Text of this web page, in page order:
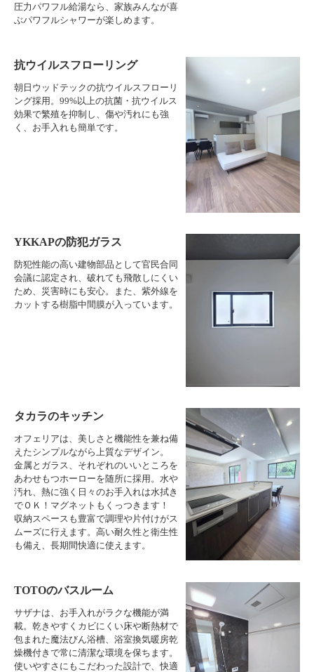
圧力パワフル給湯なら、家族みんなが喜
ぶパワフルシャワーが楽しめます。
抗ウイルスフローリング
朝日ウッドテックの抗ウイルスフローリ
ング採用。99%以上の抗菌・抗ウイルス
効果で繁殖を抑制し、傷や汚れにも強
く、お手入れも簡単です。
YKKAPの防犯ガラス
防犯性能の高い建物部品として官民合同
会議に認定され、破れても飛散しにくい
ため、災害時にも安心。また、紫外線を
カットする樹脂中間膜が入っています。
タカラのキッチン
オフェリアは、美しさと機能性を兼ね備
えたシンプルながら上質なデザイン。
金属とガラス、それぞれのいいところを
あわせもつホーローを随所に採用。水や
汚れ、熱に強く日々のお手入れは水拭き
でＯＫ！マグネットもくっつきます！
収納スペースも豊富で調理や片付けがス
ムーズに行えます。高い耐久性と衛生性
も備え、長期間快適に使えます。
TOTOのバスルーム
サザナは、お手入れがラクな機能が満
載。乾きやすくカビにくい床や断熱材で
包まれた魔法びん浴槽、浴室換気暖房乾
燥機付きで常に清潔な環境を保ちます。
使いやすさにもこだわった設計で、快適